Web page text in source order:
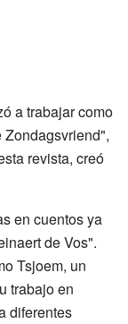
a trabajar como
revista, creó
en cuentos ya
de Vos".
Tsjoem, un
trabajo en
diferentes